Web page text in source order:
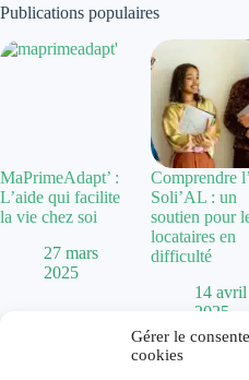
Gérer le
cookies
Publications populaires
MaPrimeAdapt’ :
L’aide qui facilite
la vie chez soi
27 mars
2025
Comprendre
Soli’AL : un
soutien pour
locataires en
difficulté
14 avril
2025